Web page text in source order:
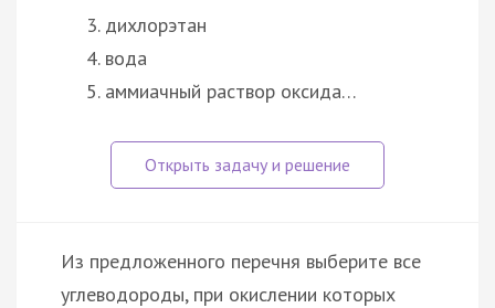
дихлорэтан
вода
аммиачный раствор оксида…
Из предложенного перечня выберите все
углеводороды, при окислении которых